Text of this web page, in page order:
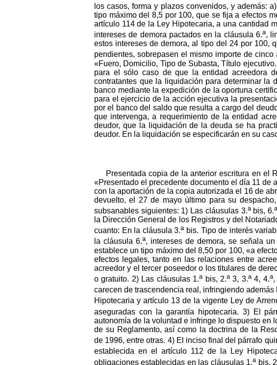
los casos, forma y plazos convenidos, y además:
tipo máximo del 8,5 por 100, que se fija a efectos
artículo 114 de la Ley Hipotecaria, a una cantidad
intereses de demora pactados en la cláusula 6.a,
estos intereses de demora, al tipo del 24 por 100,
pendientes, sobrepasen el mismo importe de
«Fuero, Domicilio, Tipo de Subasta, Título
para el sólo caso de que la entidad acreedora
contratantes que la liquidación para determinar la
banco mediante la expedición de la oportuna
para el ejercicio de la acción ejecutiva la
por el banco del saldo que resulta a cargo del
que intervenga, a requerimiento de la entidad
deudor, que la liquidación de la deuda se ha
deudor. En la liquidación se especificarán en su
Presentada copia de la anterior escritura en el
«Presentado el precedente documento el día 11
con la aportación de la copia autorizada el 16 de
devuelto, el 27 de mayo último para su
subsanables siguientes: 1) Las cláusulas 3.a bis, 6.a
la Dirección General de los Registros y del
cuanto: En la cláusula 3.a bis. Tipo de interés
la cláusula 6.a, intereses de demora, se señala
establece un tipo máximo del 8,50 por 100, «a
efectos legales, tanto en las relaciones entre
acreedor y el tercer poseedor o los titulares de
o gratuito. 2) Las cláusulas 1.a bis, 2.a 3, 3.a 4, 4.a,
carecen de trascendencia real, infringiendo además
Hipotecaria y artículo 13 de la vigente Ley de
aseguradas con la garantía hipotecaria. 3) El
autonomía de la voluntad e infringe lo dispuesto
de su Reglamento, así como la doctrina de la
de 1996, entre otras. 4) El inciso final del párrafo
establecida en el artículo 112 de la Ley
obligaciones establecidas en las cláusulas 1.a bis,